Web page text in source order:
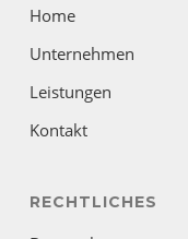
Home
Unternehmen
Leistungen
Kontakt
RECHTLICHES